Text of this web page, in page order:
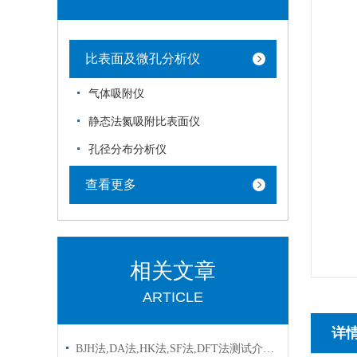
比表面及微孔分析仪
气体吸附仪
静态法氮吸附比表面仪
孔径分布分析仪
查看更多
相关文章
ARTICLE
BJH法,DA法,HK法,SF法,DFT法测试介孔,微孔的区别
详